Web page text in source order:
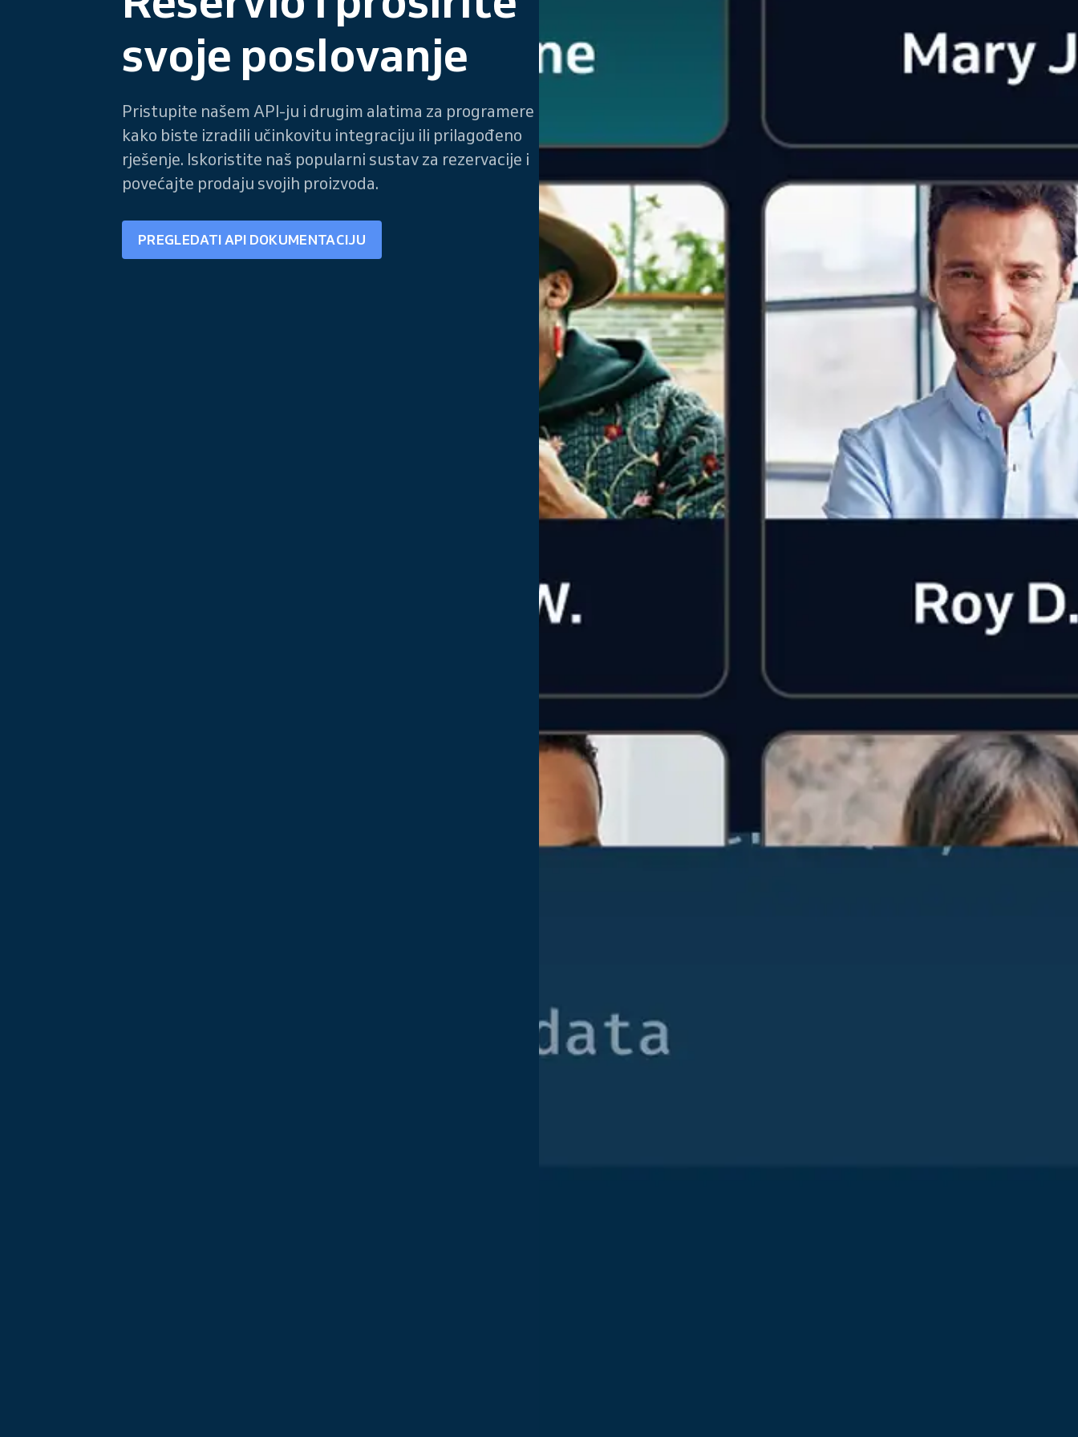
svoje poslovanje
Pristupite našem API-ju i drugim alatima za programere
kako biste izradili učinkovitu integraciju ili prilagođeno
rješenje. Iskoristite naš popularni sustav za rezervacije i
povećajte prodaju svojih proizvoda.
PREGLEDATI API DOKUMENTACIJU